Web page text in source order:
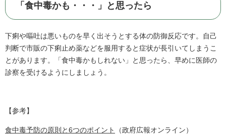
「食中毒かも・・・」と思ったら
下痢や嘔吐は悪いものを早く出そうとする体の防御反応です。自己
判断で市販の下痢止め薬などを服用すると症状が長引いてしまうこ
とがあります。「食中毒かもしれない」と思ったら、早めに医師の
診察を受けるようにしましょう。
【参考】
食中毒予防の原則と6つのポイント （政府広報オンライン）